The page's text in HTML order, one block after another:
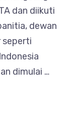
dan diikuti
dewan
seperti
dimulai …